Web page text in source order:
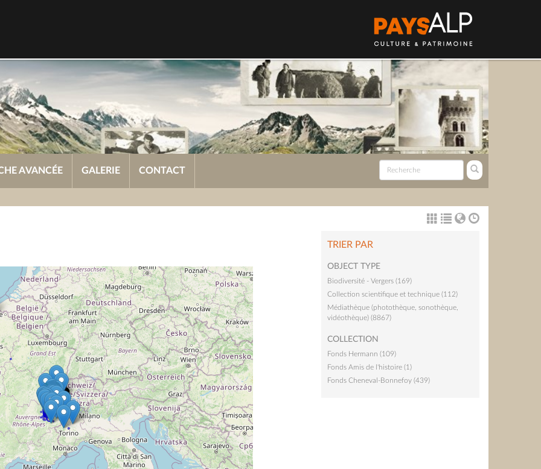
AVANCÉE GALERIE CONTACT
TRIER PAR
OBJECT TYPE
Biodiversité - Vergers (169)
Collection scientifique et technique (112)
Médiathèque (photothèque, sonothèque,
vidéothèque) (8867)
COLLECTION
Fonds Hermann (109)
Fonds Amis de l'histoire (1)
Fonds Cheneval-Bonnefoy (439)